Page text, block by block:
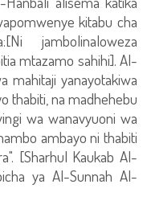
kitabu cha
jambolinaloweza
mtazamo sahihi]. Al-
mahitaji yanayotakiwa
thabiti, na madhehebu
wa wanavyuoni wa
ambayo ni thabiti
[Sharhul Kaukab Al-
ya Al-Sunnah Al-